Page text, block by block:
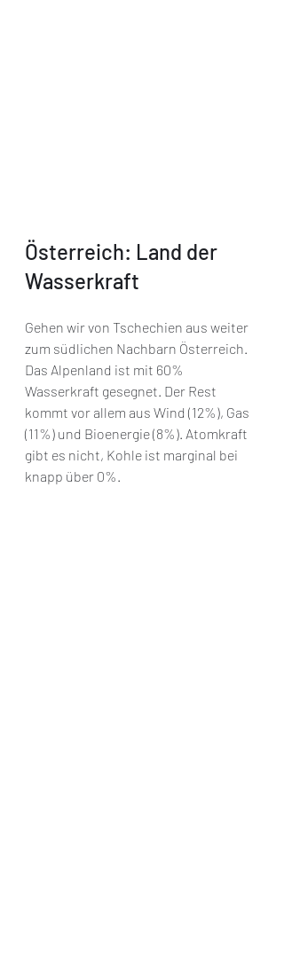
Österreich: Land der
Wasserkraft
Gehen wir von Tschechien aus weiter
zum südlichen Nachbarn Österreich.
Das Alpenland ist mit 60%
Wasserkraft gesegnet. Der Rest
kommt vor allem aus Wind (12%), Gas
(11%) und Bioenergie (8%). Atomkraft
gibt es nicht, Kohle ist marginal bei
knapp über 0%.